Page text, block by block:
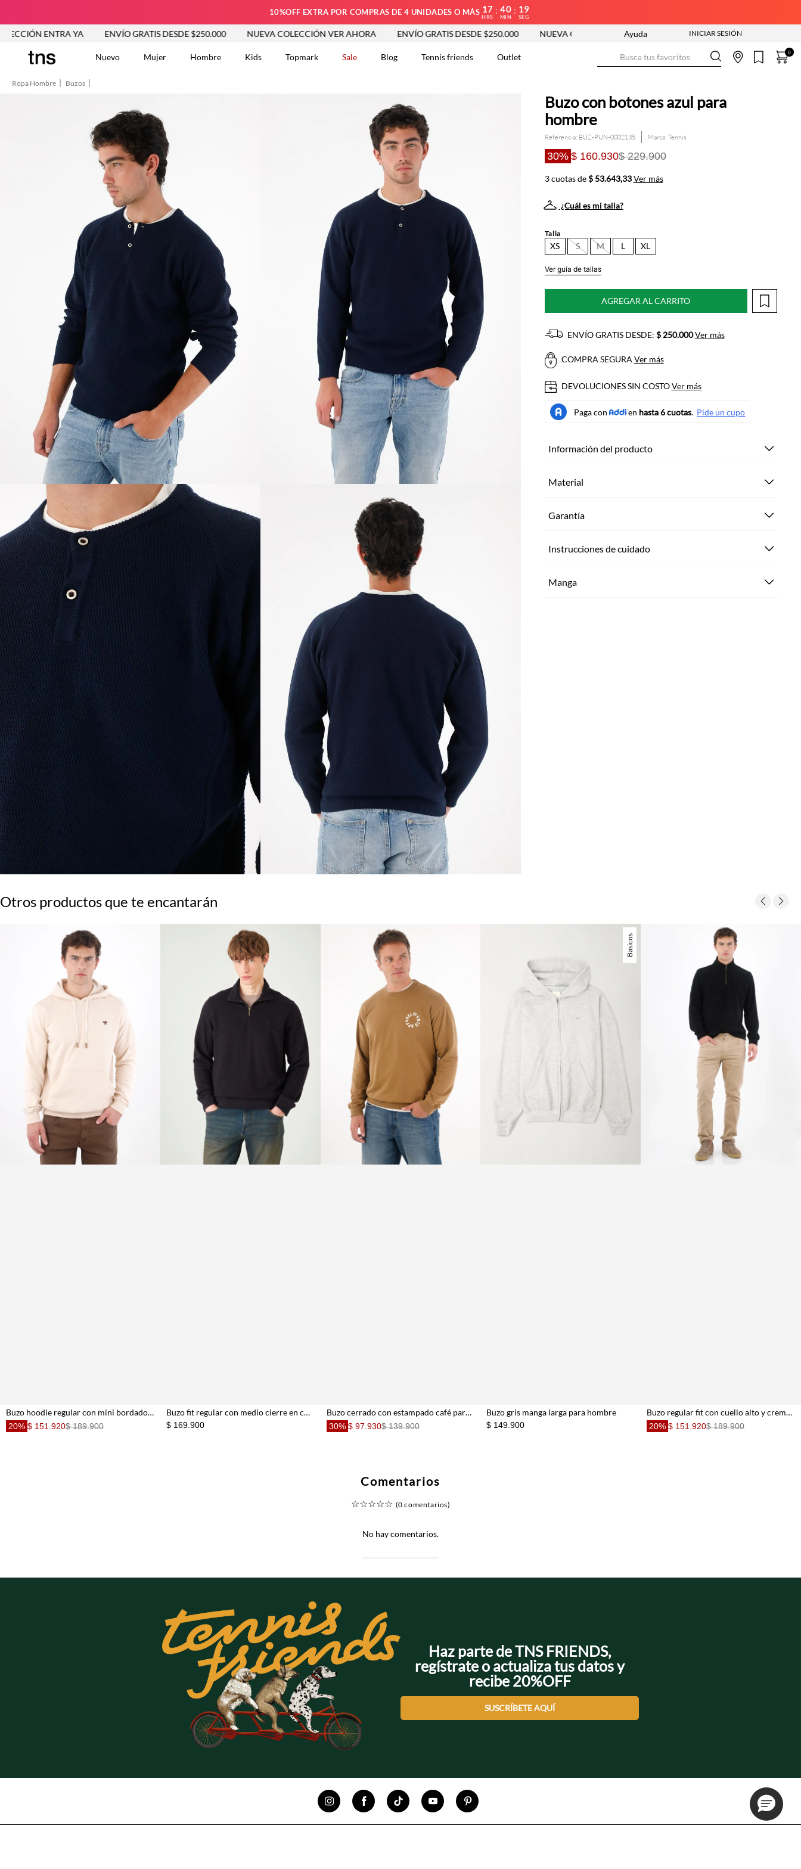
10%OFF EXTRA POR COMPRAS DE 4 UNIDADES O MÁS 17
HRS
: 40
MIN
: 18
SEG
ENTRA YA ENVÍO GRATIS DESDE $250.000 NUEVA COLECCIÓN VER AHORA ENVÍO GRATIS DESDE $250.000 NUEVA COLECCIÓN ENTRA YA ENVÍO GRATIS DESDE $250.000
Ayuda
Nuevo Mujer Hombre Kids Topmark Sale Blog Tennis friends Outlet 0
Ropa Hombre Buzos
Buzo con botones azul para
hombre
Referencia: BUZ-PUN-0002135 Tennis
30% $ 160.930$ 229.900
3 cuotas de$ 53.643,33 Ver más
¿Cuál es mi talla?
Talla
XS S M L XL
Ver guía de tallas
AGREGAR AL CARRITO
ENVÍO GRATIS DESDE: $ 250.000 Ver más
COMPRA SEGURA Ver más
DEVOLUCIONES SIN COSTOVer más
Información del producto
Material
Garantía
Instrucciones de cuidado
Manga
Otros productos que te encantarán
Buzo hoodie regular con mini bordado en algodón beige para hombre
20% $ 151.920$ 189.900
Buzo fit regular con medio cierre en cuello alto en algodón negro para hombre
$ 169.900
Buzo cerrado con estampado café para hombre
30% $ 97.930$ 139.900
Basicos
Buzo gris manga larga para hombre
$ 149.900
Buzo regular fit con cuello alto y cremallera al pecho en negro para hombre
20% $ 151.920$ 189.900
Comentarios
☆☆☆☆☆ (0 comentarios)
No hay comentarios.
Haz parte de TNS FRIENDS,
regístrate o actualiza tus datos y
recibe 20%OFF
SUSCRÍBETE AQUÍ
7.
Vestido
Camisetas Mujer